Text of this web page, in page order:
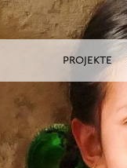
PROJEKTE